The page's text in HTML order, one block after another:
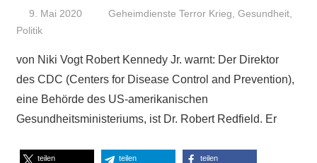
9. Mai 2020 Niki Vogt
Geheimdienste Terror Krieg ,Gesundheit
Politik
von Niki Vogt Robert Kennedy Jr. warnt: Der Direktor
des CDC (Centers for Disease Control and Prevention),
eine Behörde des US-amerikanischen
Gesundheitsministeriums, ist Dr. Robert Redfield. Er
teilen teilen teilen